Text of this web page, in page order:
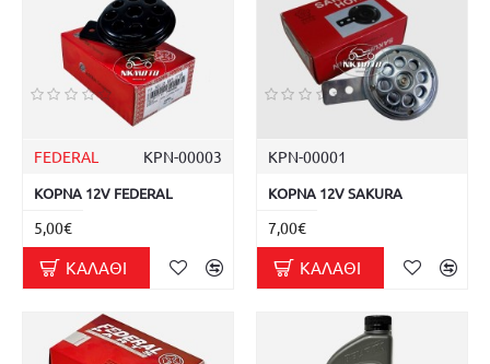
FEDERAL ΚΡΝ-00003
ΚΟΡΝΑ 12V FEDERAL
5,00€
ΚΑΛΆΘΙ
ΚΡΝ-00001
ΚΟΡΝΑ 12V SAKURA
7,00€
ΚΑΛΆΘΙ